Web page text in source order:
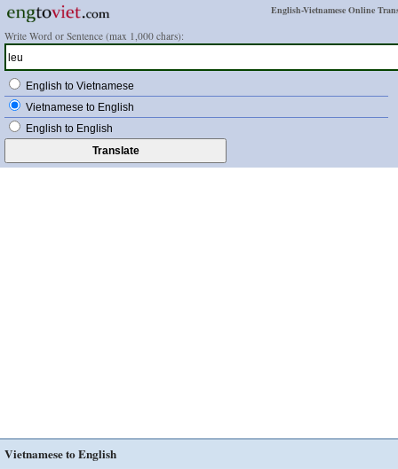
English-Vietnamese Online
Write Word or Sentence (max 1,000 chars):
English to Vietnamese
Vietnamese to English
English to English
Vietnamese to English